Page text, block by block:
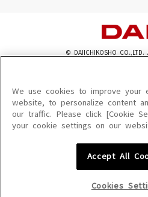
© DAIICHIKOSHO CO.,LTD.
このサイトに掲載されている一切の文章・画
を問わず、著作権法の定める範囲を超えて無
を禁じます。
楽曲及びコンテンツは、機種によりご利用い
楽曲及びコンテンツの配信日、配信内容が変更
We use cookies to improve your
website, to personalize content
our traffic. Please click [Cookie
your cookie settings on our
Accept All
Cookies